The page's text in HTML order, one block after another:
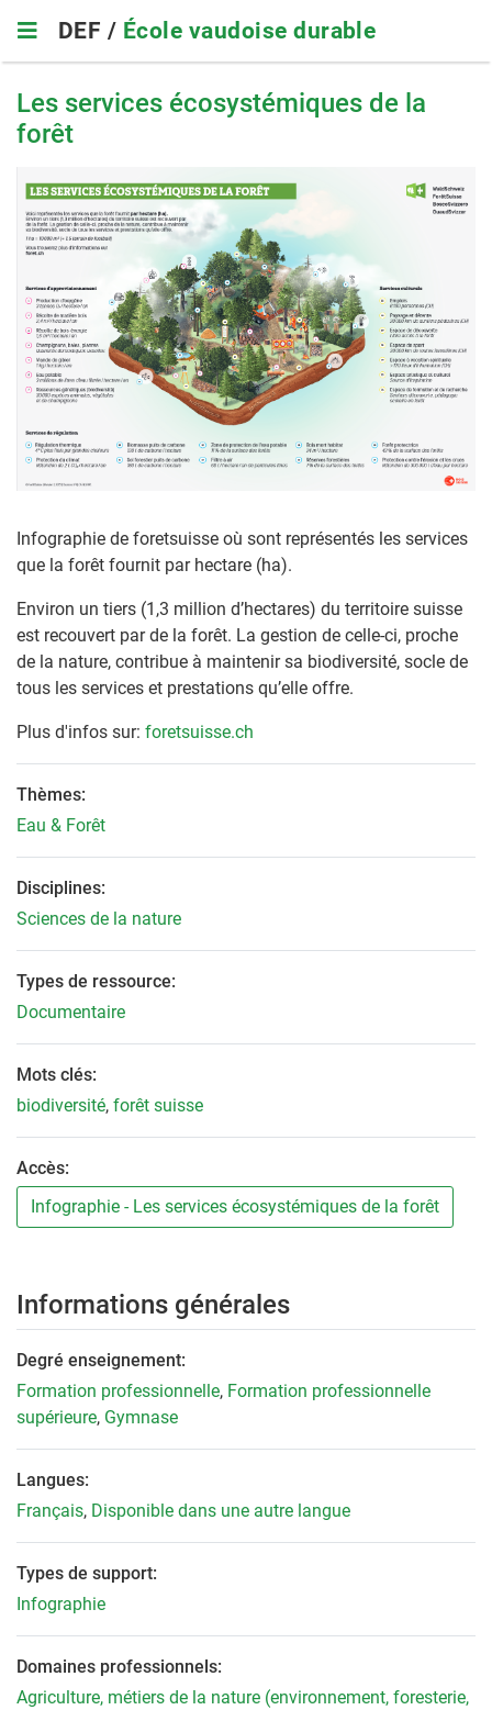
main
navigation
DEF / École vaudoise durable
Les services écosystémiques de la
forêt
Infographie de foretsuisse où sont représentés les services
que la forêt fournit par hectare (ha).
Environ un tiers (1,3 million d’hectares) du territoire suisse
est recouvert par de la forêt. La gestion de celle-ci, proche
de la nature, contribue à maintenir sa biodiversité, socle de
tous les services et prestations qu’elle offre.
Plus d'infos sur: foretsuisse.ch
Thèmes:
Eau & Forêt
Disciplines:
Sciences de la nature
Types de ressource:
Documentaire
Mots clés:
biodiversité, forêt suisse
Accès:
Infographie - Les services écosystémiques de la forêt
Informations générales
Degré enseignement:
Formation professionnelle, Formation professionnelle
supérieure, Gymnase
Langues:
Français, Disponible dans une autre langue
Types de support:
Infographie
Domaines professionnels:
Agriculture, métiers de la nature (environnement, foresterie,